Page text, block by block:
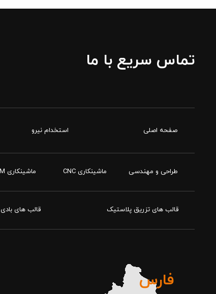
تماس سریع با ما
صفحه اصلی استخدام نیرو
طراحی و مهندسی ماشینکاری CNC ماشینکاری EDM
قالب های تزریق پلاستیک قالب های بادی
فارس